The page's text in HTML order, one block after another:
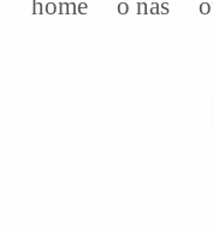
home o nas